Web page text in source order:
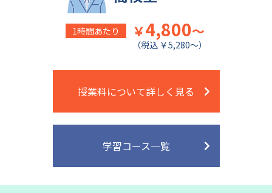
1時間あたり ￥4,800～
（税込 ￥5,280～）
授業料について詳しく見る
学習コース一覧